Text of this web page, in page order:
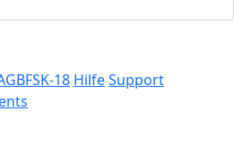
FSK-18 HilfeSupport